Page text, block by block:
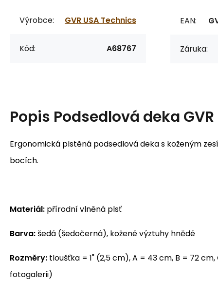
Výrobce: GVR USA Technics
Kód: A68767
EAN:
Záruka:
Popis Podsedlová deka
Ergonomická plstěná podsedlová deka s koženým
bocích.
Materiál: přírodní vlněná plsť
Barva:šedá (šedočerná), kožené výztuhy hnědé
Rozměry: tloušťka = 1" (2,5 cm), A = 43 cm, B = 72
fotogalerii)